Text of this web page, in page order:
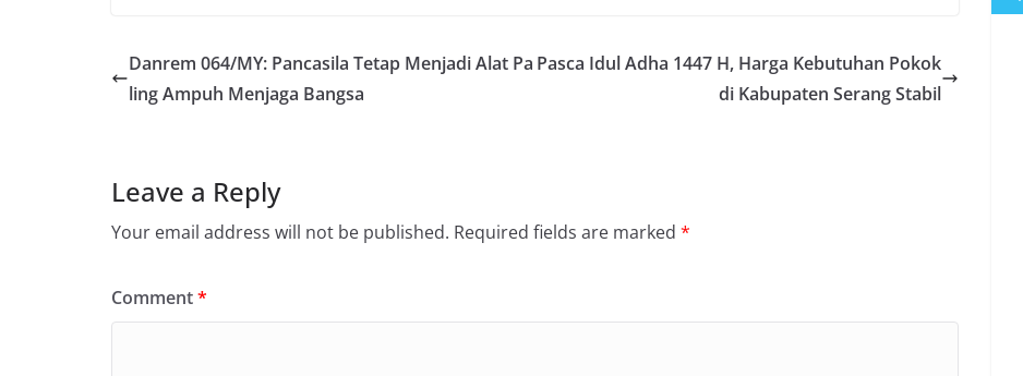
Danrem 064/MY: Pancasila Tetap Menjadi Alat Pa
ling Ampuh Menjaga Bangsa
Pasca Idul Adha 1447 H, Harga Kebutuhan Pokok
di Kabupaten Serang Stabil
Leave a Reply
Your email address will not be published. Required fields are marked *
Comment*